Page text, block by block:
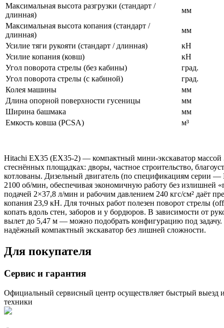
Максимальная высота разгрузки (стандарт /
длинная)
мм
Максимальная высота копания (стандарт /
длинная)
мм
Усилие тяги рукояти (стандарт / длинная)
кН
Усилие копания (ковш)
кН
Угол поворота стрелы (без кабины)
град.
Угол поворота стрелы (с кабиной)
град.
Колея машины
мм
Длина опорной поверхности гусеницы
мм
Ширина башмака
мм
Емкость ковша (PCSA)
м³
Hitachi EX35 (EX35-2) — компактный мини-экскаватор массой
стеснённых площадках: дворы, частное строительство,
котлованы. Дизельный двигатель (по спецификациям серии
2100 об/мин, обеспечивая экономичную работу без излишней
подачей 2×37,8 л/мин и рабочим давлением 240 кгс/см² даёт
копания 23,9 кН. Для точных работ полезен поворот стрелы
копать вдоль стен, заборов и у бордюров. В зависимости от
вылет до 5,47 м — можно подобрать конфигурацию под
надёжный компактный экскаватор без лишней сложности.
Для покупателя
Сервис и гарантия
Официальный сервисный центр осуществляет быстрый выезд
техники